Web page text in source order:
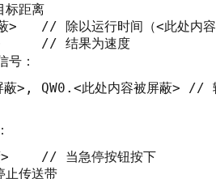
距离
>   // 除以运行时间（<此处内
// 结果为速度
号：
蔽>, QW0.<此处内容被屏蔽> //
// 当急停按钮按下
传送带